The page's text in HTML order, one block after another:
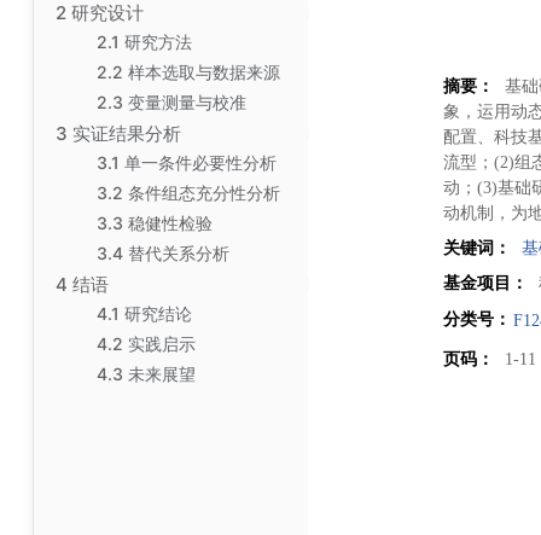
2 研究设计
2.1 研究方法
2.2 样本选取与数据来源
2.3 变量测量与校准
3 实证结果分析
3.1 单一条件必要性分析
3.2 条件组态充分性分析
3.3 稳健性检验
3.4 替代关系分析
4 结语
4.1 研究结论
4.2 实践启示
4.3 未来展望
摘要：
基
象，运用动
配置、科技
流型；(2)组
动；(3)基础
动机制，为
关键词：
基金项目：
分类号：
页码： 1-11